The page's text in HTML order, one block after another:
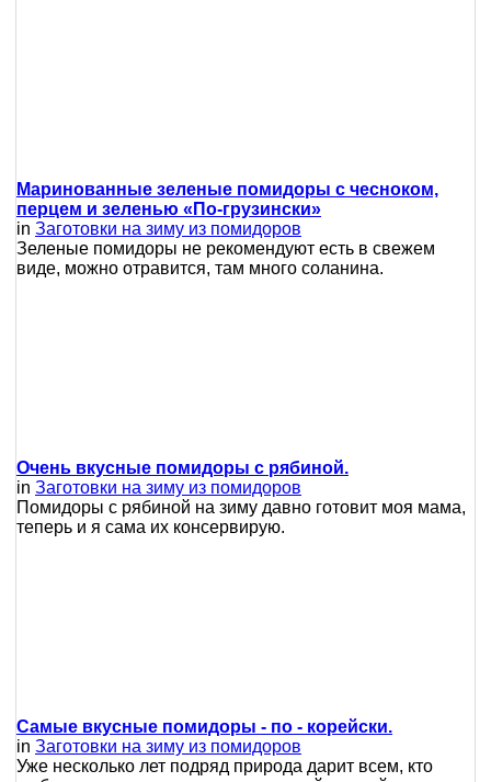
Маринованные зеленые помидоры с чесноком,
перцем и зеленью «По-грузински»
in Заготовки на зиму из помидоров
Зеленые помидоры не рекомендуют есть в свежем
виде, можно отравится, там много соланина.
Очень вкусные помидоры с рябиной.
in Заготовки на зиму из помидоров
Помидоры с рябиной на зиму давно готовит моя мама,
теперь и я сама их консервирую.
Самые вкусные помидоры - по - корейски.
in Заготовки на зиму из помидоров
Уже несколько лет подряд природа дарит всем, кто